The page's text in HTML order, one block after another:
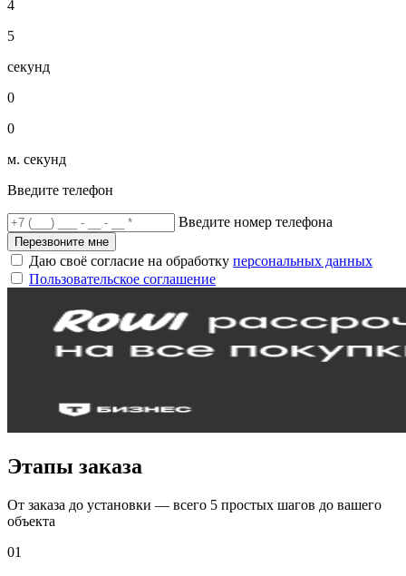
4
5
секунд
0
0
м. секунд
Введите телефон
Введите номер телефона
Перезвоните мне
Даю своё согласие на обработку персональных данных
Пользовательское соглашение
Этапы заказа
От заказа до установки — всего 5 простых шагов до вашего
объекта
01